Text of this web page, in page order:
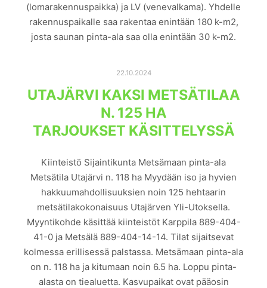
(lomarakennuspaikka) ja LV (venevalkama). Yhdelle
rakennuspaikalle saa rakentaa enintään 180 k-m2,
josta saunan pinta-ala saa olla enintään 30 k-m2.
osuudet yhteisiin: 1) Yhteinen vesialue 762-876-7-1
Jyrkän osakaskuntaOsuuden suuruus: 0,000753 /
1,000000 Tilalle ei ole rekisterille merkittyä…
Read more
METSÄKAUPPA METSÄN ARVO METSÄN HINTA
METSÄN MYYNTI METSÄTILAN MYYNTI
METSÄTILAN VÄLITTÄJÄ METSÄTILOJEN OSTAJAT
METSÄÄ OSTAVAT RAHASTOT MYYDÄÄN METSÄÄ
MYYTÄVÄ METSÄTILA
22.10.2024
UTAJÄRVI KAKSI METSÄTILAA
N. 125 HA
TARJOUKSET KÄSITTELYSSÄ
Kiinteistö Sijaintikunta Metsämaan pinta-ala
Metsätila Utajärvi n. 118 ha Myydään iso ja hyvien
hakkuumahdollisuuksien noin 125 hehtaarin
metsätilakokonaisuus Utajärven Yli-Utoksella.
Myyntikohde käsittää kiinteistöt Karppila 889-404-
41-0 ja Metsälä 889-404-14-14. Tilat sijaitsevat
kolmessa erillisessä palstassa. Metsämaan pinta-ala
on n. 118 ha ja kitumaan noin 6.5 ha. Loppu pinta-
alasta on tiealuetta. Kasvupaikat ovat pääosin